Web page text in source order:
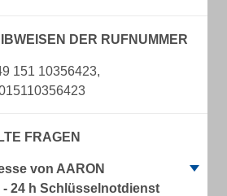
DER RUFNUMMER
151 10356423,
FRAGEN
von AARON
24 h Schlüsselnotdienst